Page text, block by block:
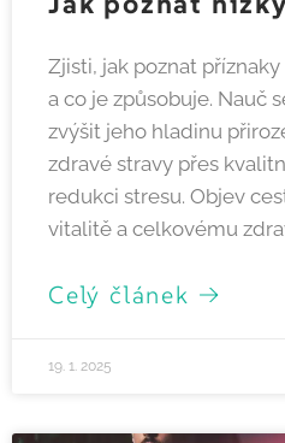
Zjisti, jak poznat
a co je způsobuje. Nauč
zvýšit jeho hladinu
zdravé stravy přes
redukci stresu. Objev
vitalitě a celkovému
Celý článek →
19. 1. 2025